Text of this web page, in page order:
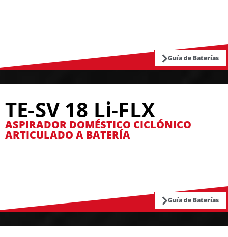
Guía de Baterías
TE-SV 18 Li-FLX
ASPIRADOR DOMÉSTICO CICLÓNICO
ARTICULADO A BATERÍA
Guía de Baterías